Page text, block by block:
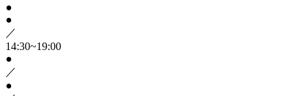
●
●
／
14:30~19:00
●
／
●